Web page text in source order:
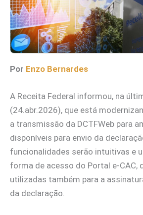
Por Enzo Bernardes
A Receita Federal informou, na
(24.abr.2026), que está
a transmissão da DCTFWeb para
disponíveis para envio da
funcionalidades serão intuitivas e
forma de acesso do Portal e-CAC,
utilizadas também para a
da declaração.